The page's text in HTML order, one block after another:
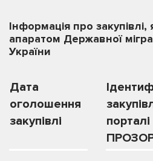
Інформація про закупівлі,
апаратом Державної
України
Дата
оголошення
закупівлі
порталі